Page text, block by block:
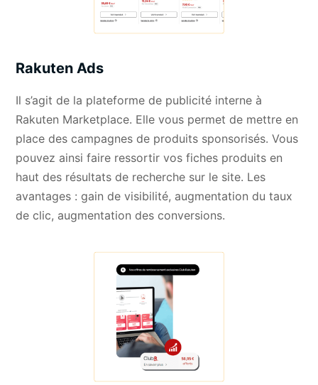
Rakuten Ads
Il s’agit de la plateforme de publicité interne à
Rakuten Marketplace. Elle vous permet de mettre en
place des campagnes de produits sponsorisés. Vous
pouvez ainsi faire ressortir vos fiches produits en
haut des résultats de recherche sur le site. Les
avantages : gain de visibilité, augmentation du taux
de clic, augmentation des conversions.